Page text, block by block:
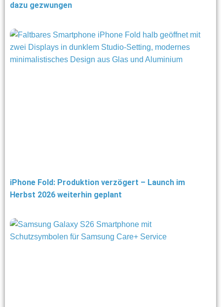
dazu gezwungen
iPhone Fold: Produktion verzögert – Launch im
Herbst 2026 weiterhin geplant